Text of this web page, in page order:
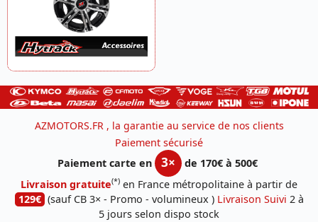
AZMOTORS.FR , la garantie au service de nos clients
Paiement sécurisé
Paiement carte en
3×
de 170€ à 500€
Livraison gratuite(*) en France métropolitaine à partir de
129€ (sauf CB 3× - Promo - volumineux ) Livraison Suivi 2 à
5 jours selon dispo stock